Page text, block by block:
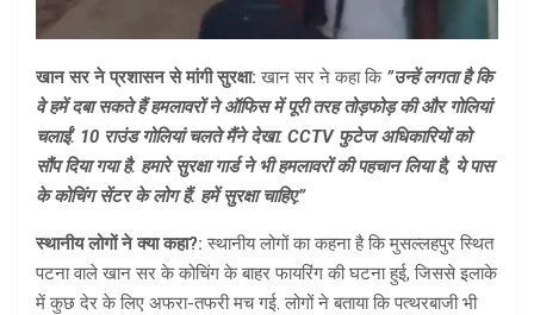
खान सर ने प्रशासन से मांगी सुरक्षा: खान सर ने कहा कि ”उन्हें लगता है कि
वे हमें दबा सकते हैं हमलावरों ने ऑफिस में पूरी तरह तोड़फोड़ की और गोलियां
चलाईं. 10 राउंड गोलियां चलते मैंने देखा. CCTV फुटेज अधिकारियों को
सौंप दिया गया है. हमारे सुरक्षा गार्ड ने भी हमलावरों की पहचान लिया है, ये पास
के कोचिंग सेंटर के लोग हैं. हमें सुरक्षा चाहिए.”
स्थानीय लोगों ने क्या कहा?: स्थानीय लोगों का कहना है कि मुसल्लहपुर स्थित
पटना वाले खान सर के कोचिंग के बाहर फायरिंग की घटना हुई, जिससे इलाके
में कुछ देर के लिए अफरा-तफरी मच गई. लोगों ने बताया कि पत्थरबाजी भी